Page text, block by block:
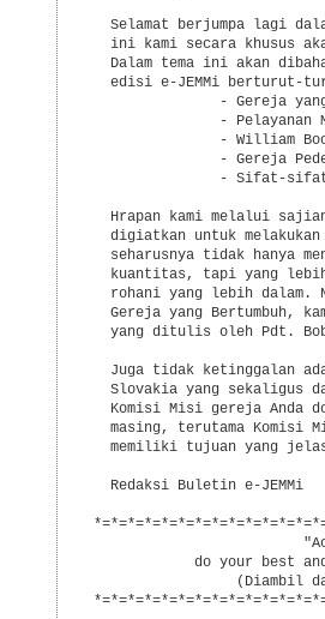
Selamat berjumpa lagi
ini kami secara khusus
Dalam tema ini akan
edisi e-JEMMi berturut-
- Gereja
- Pelayanan
- William
- Gereja
- Sifat-
Hrapan kami melalui
digiatkan untuk
seharusnya tidak hanya
kuantitas, tapi yang
rohani yang lebih dalam.
Gereja yang Bertumbuh,
yang ditulis oleh Pdt.
Juga tidak ketinggalan
Slovakia yang sekaligus
Komisi Misi gereja Anda
masing, terutama Komisi
memiliki tujuan yang
  Redaksi Buletin e-JEMMi
do your best
(Diambil